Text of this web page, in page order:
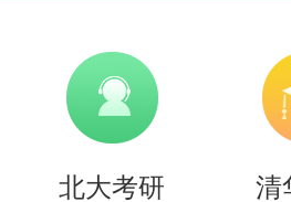
成绩不及格者不予
在考试成绩合格的
北大考研 清